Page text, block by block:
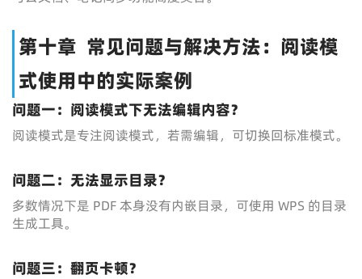
第十章 常见问题与解决方法：阅读模
式使用中的实际案例
问题一：阅读模式下无法编辑内容？
阅读模式是专注阅读模式，若需编辑，可切换回标准模式。
问题二：无法显示目录？
多数情况下是 PDF 本身没有内嵌目录，可使用 WPS 的目录
生成工具。
问题三：翻页卡顿？